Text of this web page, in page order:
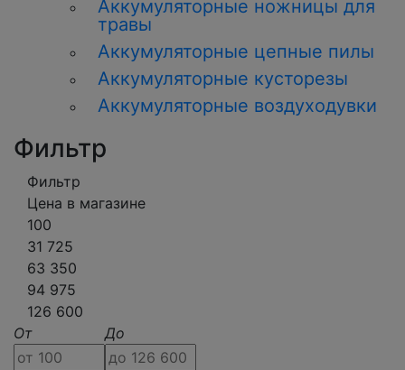
Аккумуляторные ножницы для
травы
Аккумуляторные цепные пилы
Аккумуляторные кусторезы
Аккумуляторные воздуходувки
Фильтр
Фильтр
Цена в магазине
100
31 725
63 350
94 975
126 600
От
До